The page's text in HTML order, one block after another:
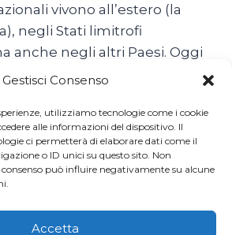
Gestisci Consenso
utilizziamo tecnologie come i cookie
alle informazioni del dispositivo. Il
ci permetterà di elaborare dati come il
o ID unici su questo sito. Non
può influire negativamente su alcune
Accetta
vivono all’estero (la
negli Stati limitrofi
anche negli altri Paesi. Oggi
abbiamo mai smesso di